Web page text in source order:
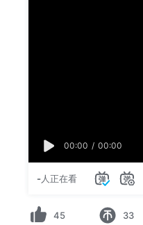
00:00 / 00:00
-人正在看
45 33